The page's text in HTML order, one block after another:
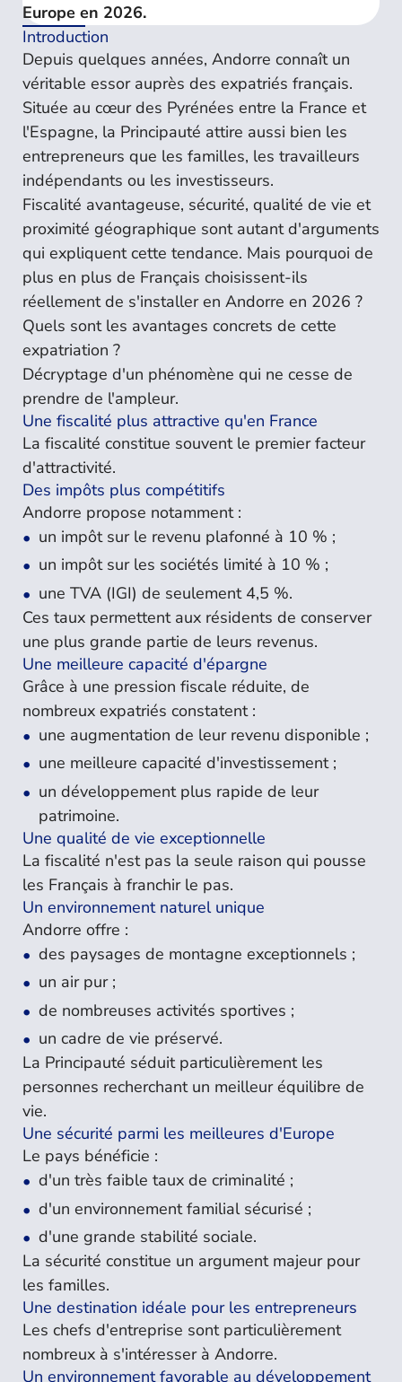
Europe en 2026.
Introduction
Depuis quelques années, Andorre connaît un
véritable essor auprès des expatriés français.
Située au cœur des Pyrénées entre la France et
l'Espagne, la Principauté attire aussi bien les
entrepreneurs que les familles, les travailleurs
indépendants ou les investisseurs.
Fiscalité avantageuse, sécurité, qualité de vie et
proximité géographique sont autant d'arguments
qui expliquent cette tendance. Mais pourquoi de
plus en plus de Français choisissent-ils
réellement de s'installer en Andorre en 2026 ?
Quels sont les avantages concrets de cette
expatriation ?
Décryptage d'un phénomène qui ne cesse de
prendre de l'ampleur.
Une fiscalité plus attractive qu'en France
La fiscalité constitue souvent le premier facteur
d'attractivité.
Des impôts plus compétitifs
Andorre propose notamment :
un impôt sur le revenu plafonné à 10 % ;
un impôt sur les sociétés limité à 10 % ;
une TVA (IGI) de seulement 4,5 %.
Ces taux permettent aux résidents de conserver
une plus grande partie de leurs revenus.
Une meilleure capacité d'épargne
Grâce à une pression fiscale réduite, de
nombreux expatriés constatent :
une augmentation de leur revenu disponible ;
une meilleure capacité d'investissement ;
un développement plus rapide de leur
patrimoine.
Une qualité de vie exceptionnelle
La fiscalité n'est pas la seule raison qui pousse
les Français à franchir le pas.
Un environnement naturel unique
Andorre offre :
des paysages de montagne exceptionnels ;
un air pur ;
de nombreuses activités sportives ;
un cadre de vie préservé.
La Principauté séduit particulièrement les
personnes recherchant un meilleur équilibre de
vie.
Une sécurité parmi les meilleures d'Europe
Le pays bénéficie :
d'un très faible taux de criminalité ;
d'un environnement familial sécurisé ;
d'une grande stabilité sociale.
La sécurité constitue un argument majeur pour
les familles.
Une destination idéale pour les entrepreneurs
Les chefs d'entreprise sont particulièrement
nombreux à s'intéresser à Andorre.
Un environnement favorable au développement